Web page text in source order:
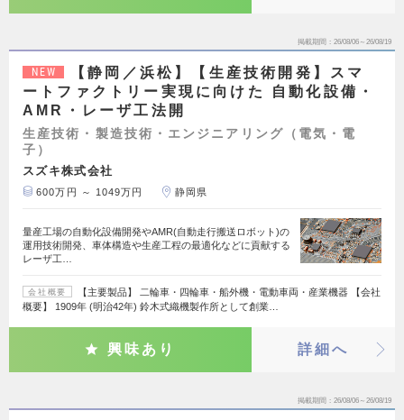
掲載期間 26/08/06～26/08/19
NEW
【静岡／浜松】【生産技術開発】スマ
ートファクトリー実現に向けた 自動化設備・
AMR・レーザ工法開
生産技術・製造技術・エンジニアリング（電気・電
子）
スズキ株式会社
600万円 ～ 1049万円 静岡県
量産工場の自動化設備開発やAMR(自動走行搬送ロボット)の
運用技術開発、車体構造や生産工程の最適化などに貢献する
レーザ工…
会社概要
【主要製品】 二輪車・四輪車・船外機・電動車両・産業機器 【会社
概要】 1909年 (明治42年) 鈴木式織機製作所として創業…
興味あり 詳細へ
掲載期間 26/08/06～26/08/19